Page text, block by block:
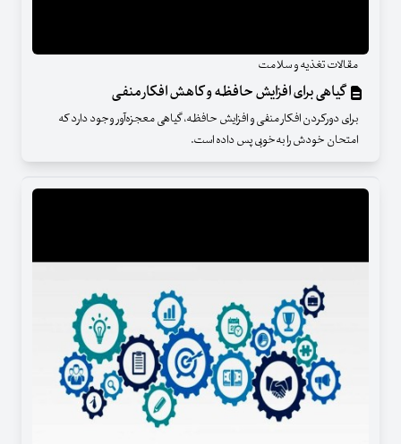
مقالات تغذیه و سلامت
گیاهی برای افزایش حافظه و کاهش افکار منفی
برای دورکردن افکار منفی و افزایش حافظه، گیاهی معجزه‌آور وجود دارد که
امتحان خودش را به‌خوبی پس داده است.